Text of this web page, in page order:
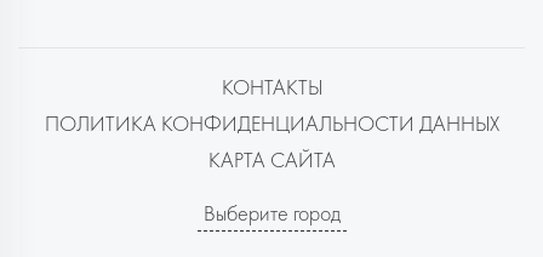
КОНТАКТЫ
ПОЛИТИКА КОНФИДЕНЦИАЛЬНОСТИ ДАННЫХ
КАРТА САЙТА
Выберите город